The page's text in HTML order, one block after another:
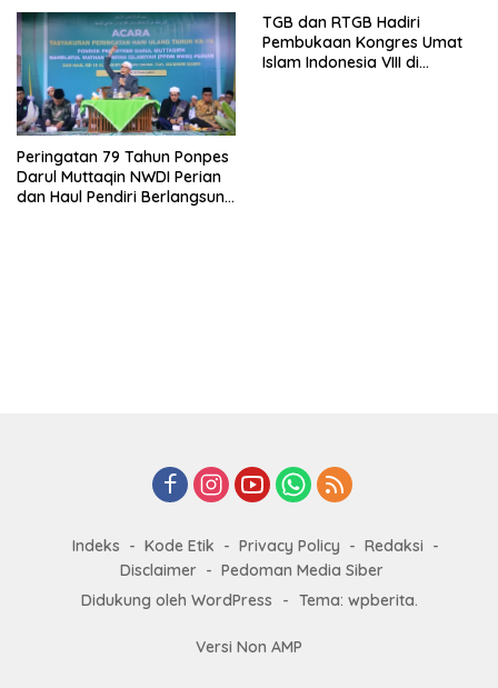
Peringatan 79 Tahun Ponpes
Darul Muttaqin NWDI Perian
dan Haul Pendiri Berlangsung
TGB dan RTGB Hadiri
Pembukaan Kongres Umat
Islam Indonesia VIII di
Indeks Kode Etik Privacy Policy
Redaksi
Disclaimer
Pedoman Media Siber
Didukung oleh WordPress
- Tema: wpberita.
Versi Non AMP